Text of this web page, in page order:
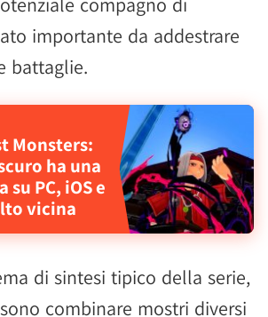
importante da addestrare
battaglie.
Monsters:
ha una
PC, iOS e
vicina
di sintesi tipico della serie,
combinare mostri diversi